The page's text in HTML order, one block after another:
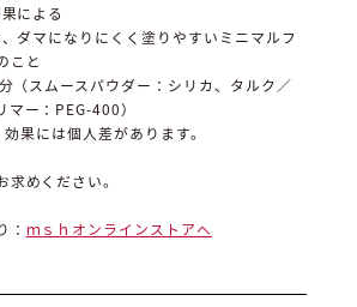
による
ダマになりにくく塗りやすいミニマルフ
こと
（スムースパウダー：シリカ、タルク／
ー：PEG-400）
果には個人差があります。
めください。
： ｍｓｈオンラインストアへ